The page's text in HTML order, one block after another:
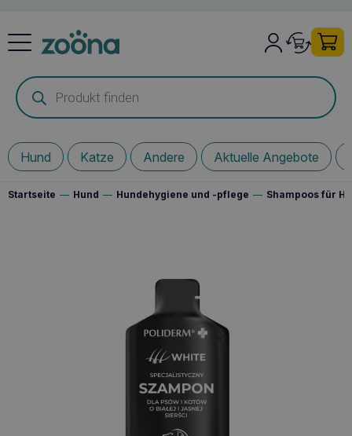
Products
search
Hund Katze Andere Aktuelle Angebote
Startseite — Hund — Hundehygiene und -pflege — Shampoos für